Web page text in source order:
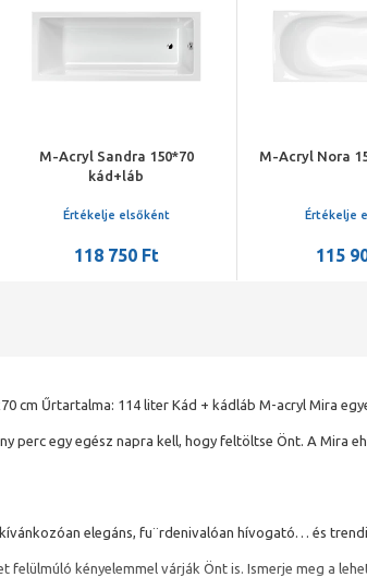
M-Acryl Sandra 150*70
kád+láb
Értékelje elsőként
118 750 Ft
M-Acryl Nora
Értékelje
115
cm Űrtartalma: 114 liter Kád + kádláb M-acryl Mira
perc egy egész napra kell, hogy feltöltse Önt. A Mira
elegáns, fu¨rdenivalóan hívogató… és
felülmúló kényelemmel várják Önt is. Ismerje meg a